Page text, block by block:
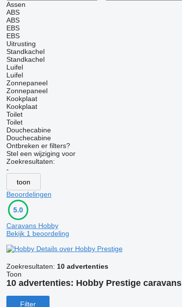
Assen
ABS
ABS
EBS
EBS
Uitrusting
Standkachel
Standkachel
Luifel
Luifel
Zonnepaneel
Zonnepaneel
Kookplaat
Kookplaat
Toilet
Toilet
Douchecabine
Douchecabine
Ontbreken er filters?
Stel een wijziging voor
Zoekresultaten:
-
toon
Beoordelingen
5.0
Caravans Hobby
Bekijk 1 beoordeling
Details over Hobby Prestige
Zoekresultaten: 10 advertenties
Toon
10 advertenties: Hobby Prestige caravans
Filter